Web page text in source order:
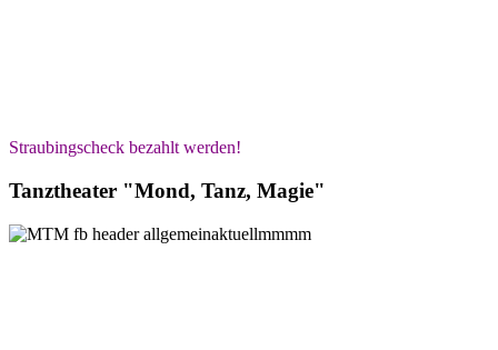
Straubingscheck bezahlt werden!
Tanztheater "Mond, Tanz, Magie"